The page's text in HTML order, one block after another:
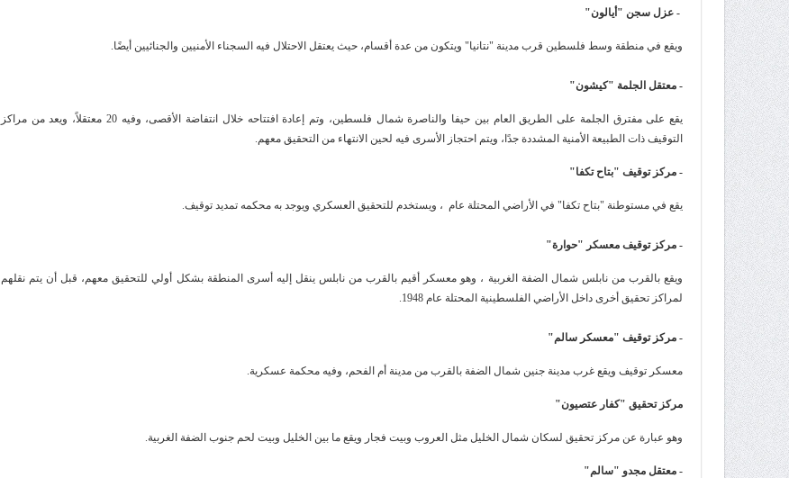
- عزل سجن "أيالون"
ويقع في منطقة وسط فلسطين قرب مدينة "نتانيا" ويتكون من عدة أقسام، حيث يعتقل الاحتلال فيه السجناء الأمنيين والجنائيين أيضًا.
- معتقل الجلمة "كيشون"
يقع على مفترق الجلمة على الطريق العام بين حيفا والناصرة شمال فلسطين، وتم إعادة افتتاحه خلال انتفاضة الأقصى، وفيه 20 معتقلاً، ويعد من مراكز
التوقيف ذات الطبيعة الأمنية المشددة جدًا، ويتم احتجاز الأسرى فيه لحين الانتهاء من التحقيق معهم.
- مركز توقيف "بتاح تكفا"
يقع في مستوطنة "بتاح تكفا" في الأراضي المحتلة عام ، ويستخدم للتحقيق العسكري ويوجد به محكمه تمديد توقيف.
- مركز توقيف معسكر "حوارة"
ويقع بالقرب من نابلس شمال الضفة الغربية ، وهو معسكر أقيم بالقرب من نابلس ينقل إليه أسرى المنطقة بشكل أولي للتحقيق معهم، قبل أن يتم نقلهم
لمراكز تحقيق أخرى داخل الأراضي الفلسطينية المحتلة عام 1948
.
- مركز توقيف "معسكر سالم"
معسكر توقيف ويقع غرب مدينة جنين شمال الضفة بالقرب من مدينة أم الفحم، وفيه محكمة عسكرية.
مركز تحقيق "كفار عتصيون"
وهو عبارة عن مركز تحقيق لسكان شمال الخليل مثل العروب وبيت فجار ويقع ما بين الخليل وبيت لحم جنوب الضفة الغربية.
- معتقل مجدو "سالم"